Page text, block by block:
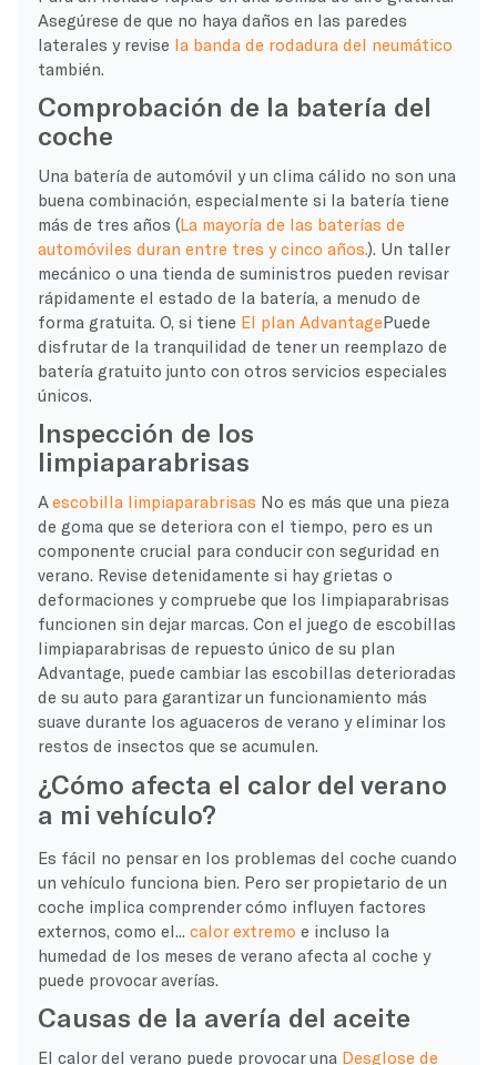
Asegúrese de que no haya daños en las paredes
laterales y revise la banda de rodadura del neumático
también.
Comprobación de la batería del
coche
Una batería de automóvil y un clima cálido no son una
buena combinación, especialmente si la batería tiene
más de tres años (La mayoría de las baterías de
automóviles duran entre tres y cinco años.). Un taller
mecánico o una tienda de suministros pueden revisar
rápidamente el estado de la batería, a menudo de
forma gratuita. O, si tiene El plan AdvantagePuede
disfrutar de la tranquilidad de tener un reemplazo de
batería gratuito junto con otros servicios especiales
únicos.
Inspección de los
limpiaparabrisas
Aescobilla limpiaparabrisas No es más que una pieza
de goma que se deteriora con el tiempo, pero es un
componente crucial para conducir con seguridad en
verano. Revise detenidamente si hay grietas o
deformaciones y compruebe que los limpiaparabrisas
funcionen sin dejar marcas. Con el juego de escobillas
limpiaparabrisas de repuesto único de su plan
Advantage, puede cambiar las escobillas deterioradas
de su auto para garantizar un funcionamiento más
suave durante los aguaceros de verano y eliminar los
restos de insectos que se acumulen.
¿Cómo afecta el calor del verano
a mi vehículo?
Es fácil no pensar en los problemas del coche cuando
un vehículo funciona bien. Pero ser propietario de un
coche implica comprender cómo influyen factores
externos, como el... calor extremo e incluso la
humedad de los meses de verano afecta al coche y
puede provocar averías.
Causas de la avería del aceite
El calor del verano puede provocar una Desglose de